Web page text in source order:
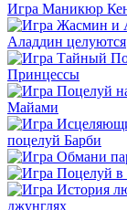
Игра Маникюр
Аладдин целуются
Принцессы
Майами
поцелуй Барби
джунглях